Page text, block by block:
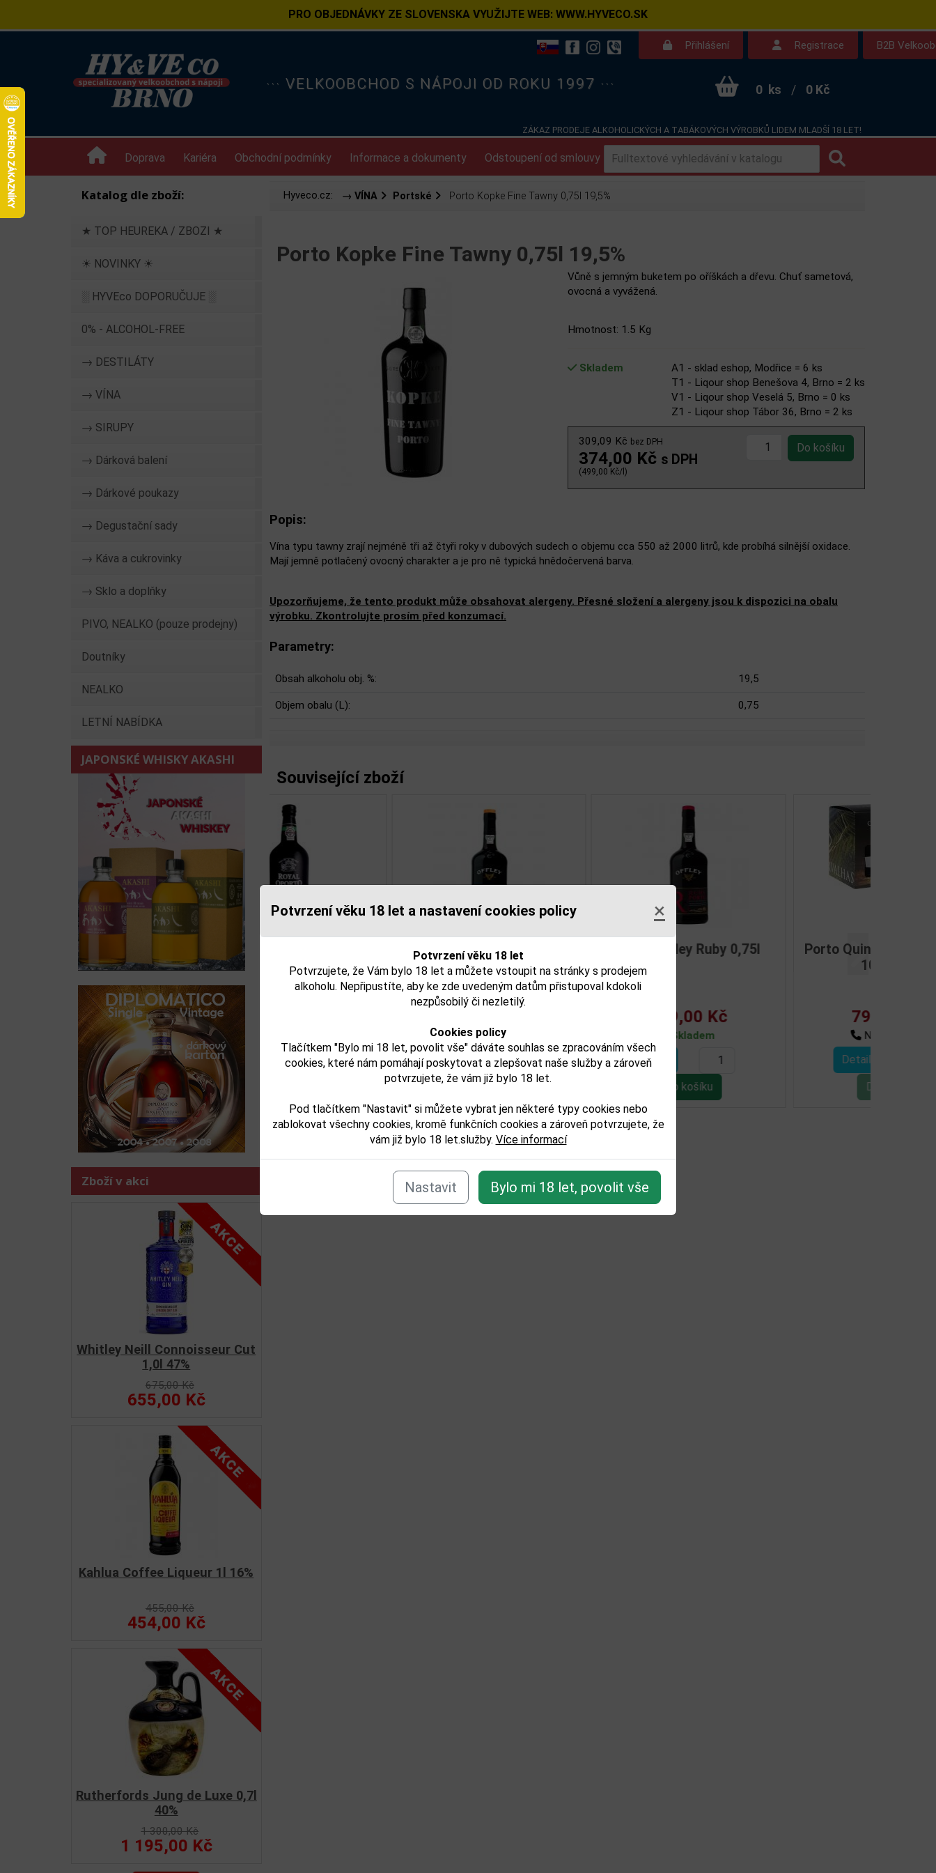
Potvrzení věku 18 let a nastavení cookies policy ×
Potvrzení věku 18 let
Potvrzujete, že Vám bylo 18 let a můžete vstoupit na stránky s prodejem
alkoholu. Nepřipustíte, aby ke zde uvedeným datům přistupoval kdokoli
nezpůsobilý či nezletilý.
Cookies policy
Tlačítkem "Bylo mi 18 let, povolit vše" dáváte souhlas se zpracováním všech
cookies, které nám pomáhají poskytovat a zlepšovat naše služby a zároveň
potvrzujete, že vám již bylo 18 let.
Pod tlačítkem "Nastavit" si můžete vybrat jen některé typy cookies nebo
zablokovat všechny cookies, kromě funkčních cookies a zároveň potvrzujete, že
vám již bylo 18 let.služby. Více informací
Nastavit Bylo mi 18 let, povolit vše
PRO OBJEDNÁVKY ZE SLOVENSKA VYUŽIJTE WEB: WWW.HYVECO.SK
Přihlášení Registrace B2B
··· VELKOOBCHOD S NÁPOJI OD ROKU 1997 ··· 0 ks / 0 Kč
ZÁKAZ PRODEJE ALKOHOLICKÝCH A TABÁKOVÝCH VÝROBKŮ LIDEM MLADŠÍ 18 LET!
Doprava Kariéra Obchodní podmínky Informace a dokumenty Odstoupení od smlouvy Kontakt Dotazy
Katalog dle zboží:
★ TOP HEUREKA / ZBOZI ★
☀ NOVINKY ☀
░ HYVEco DOPORUČUJE ░
0% - ALCOHOL-FREE
→ DESTILÁTY
→ VÍNA
→ SIRUPY
→ Dárková balení
→ Dárkové poukazy
→ Degustační sady
→ Káva a cukrovinky
→ Sklo a doplňky
PIVO, NEALKO (pouze prodejny)
Doutníky
NEALKO
LETNÍ NABÍDKA
JAPONSKÉ WHISKY AKASHI
Zboží v akci
Whitley Neill Connoisseur Cut
1,0l 47%
675,00 Kč
655,00 Kč
Kahlua Coffee Liqueur 1l 16%
455,00 Kč
454,00 Kč
Rutherfords Jung de Luxe 0,7l
40%
1 300,00 Kč
1 195,00 Kč
Hyveco.cz: → VÍNA Portské Porto Kopke Fine Tawny 0,75l 19,5%
Porto Kopke Fine Tawny 0,75l 19,5%
Vůně s jemným buketem po oříškách a dřevu. Chuť sametová,
ovocná a vyvážená.
Hmotnost: 1.5 Kg
Skladem
A1 - sklad eshop, Modřice = 6 ks
T1 - Liqour shop Benešova 4, Brno = 2 ks
V1 - Liqour shop Veselá 5, Brno = 0 ks
Z1 - Liqour shop Tábor 36, Brno = 2 ks
309,09 Kč bez DPH
374,00 Kč s DPH
(499,00 Kč/l)
Popis:
Vína typu tawny zrají nejméně tři až čtyři roky v dubových sudech o objemu cca 550 až 2000 litrů, kde probíhá silnější oxidace.
Mají jemně potlačený ovocný charakter a je pro ně typická hnědočervená barva.
Upozorňujeme, že tento produkt může obsahovat alergeny. Přesné složení a alergeny jsou k dispozici na obalu
výrobku. Zkontrolujte prosím před konzumací.
Parametry:
Obsah alkoholu obj. %: 19,5
Objem obalu (L): 0,75
Související zboží
Porto Quinta das Carvalhas
10YO 0,7l
Detail
Porto Ramos Pinto Ruby
0,75l
Detail
Graham's Fine White Port
Detail
Další
Zboží je zařazeno v těchto kategoriích:
-vina/portske
Zpět